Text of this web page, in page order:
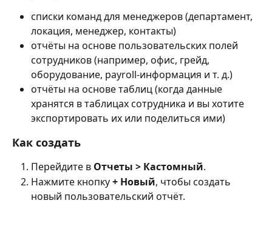
списки команд для менеджеров (департамент,
локация, менеджер, контакты)
отчёты на основе пользовательских полей
сотрудников (например, офис, грейд,
оборудование, payroll-информация и т. д.)
отчёты на основе таблиц (когда данные
хранятся в таблицах сотрудника и вы хотите
экспортировать их или поделиться ими)
Как создать
Перейдите в Отчеты > Кастомный.
Нажмите кнопку + Новый, чтобы создать
новый пользовательский отчёт.